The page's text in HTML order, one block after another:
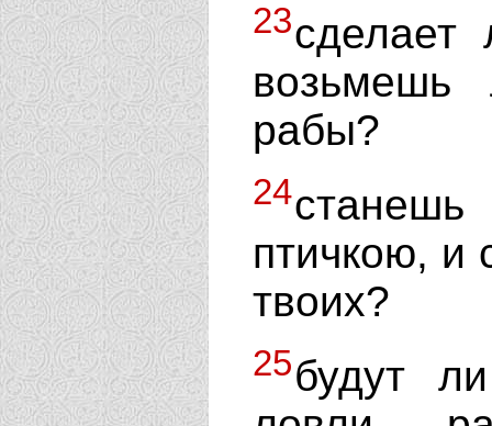
23
рабы?
24
птичкою, и
твоих?
25будут